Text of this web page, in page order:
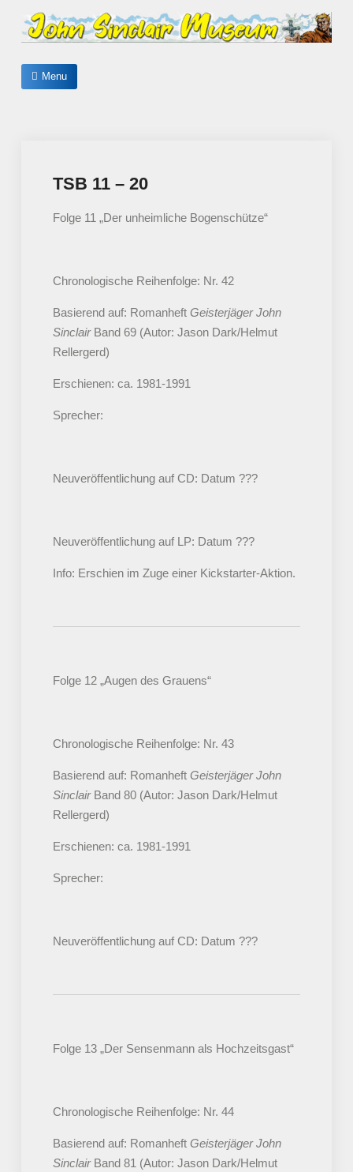
John Sinclair Museum
Menu
TSB 11 – 20
Folge 11 „Der unheimliche Bogenschütze“
Chronologische Reihenfolge: Nr. 42
Basierend auf: Romanheft Geisterjäger John
SinclairBand 69 (Autor: Jason Dark/Helmut
Rellergerd)
Erschienen: ca. 1981-1991
Sprecher:
Neuveröffentlichung auf CD: Datum ???
Neuveröffentlichung auf LP: Datum ???
Info: Erschien im Zuge einer Kickstarter-Aktion.
Folge 12 „Augen des Grauens“
Chronologische Reihenfolge: Nr. 43
Basierend auf: Romanheft Geisterjäger John
SinclairBand 80 (Autor: Jason Dark/Helmut
Rellergerd)
Erschienen: ca. 1981-1991
Sprecher:
Neuveröffentlichung auf CD: Datum ???
Folge 13 „Der Sensenmann als Hochzeitsgast“
Chronologische Reihenfolge: Nr. 44
Basierend auf: Romanheft Geisterjäger John
SinclairBand 81 (Autor: Jason Dark/Helmut